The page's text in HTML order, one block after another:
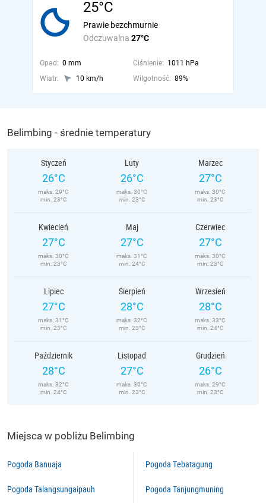
25°C
Odczuwalna 27°C
Prawie bezchmurnie
Opad: 0 mm Ciśnienie: 1011 hPa
Wiatr:
10 km/h Wilgotność: 89%
Belimbing - średnie temperatury
Styczeń
26°C
maks. 29°C
min. 23°C
Luty
26°C
maks. 30°C
min. 23°C
Marzec
27°C
maks. 30°C
min. 23°C
Kwiecień
27°C
maks. 30°C
min. 23°C
Maj
27°C
maks. 31°C
min. 24°C
Czerwiec
27°C
maks. 30°C
min. 23°C
Lipiec
27°C
maks. 31°C
min. 23°C
Sierpień
28°C
maks. 32°C
min. 23°C
Wrzesień
28°C
maks. 33°C
min. 24°C
Październik
28°C
maks. 32°C
min. 24°C
Listopad
27°C
maks. 30°C
min. 23°C
Grudzień
26°C
maks. 29°C
min. 23°C
Miejsca w pobliżu Belimbing
Pogoda Banuaja
Pogoda Talangsungaipauh
Pogoda Tebatagung
Pogoda Tanjungmuning